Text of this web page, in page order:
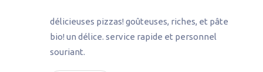
délicieuses pizzas! goûteuses, riches, et pâte
bio! un délice. service rapide et personnel
souriant.